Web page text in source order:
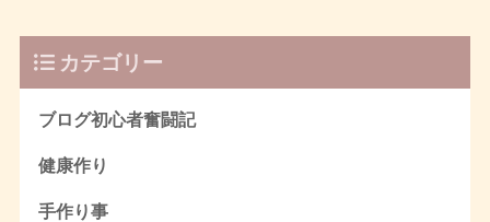
カテゴリー
ブログ初心者奮闘記
健康作り
手作り事